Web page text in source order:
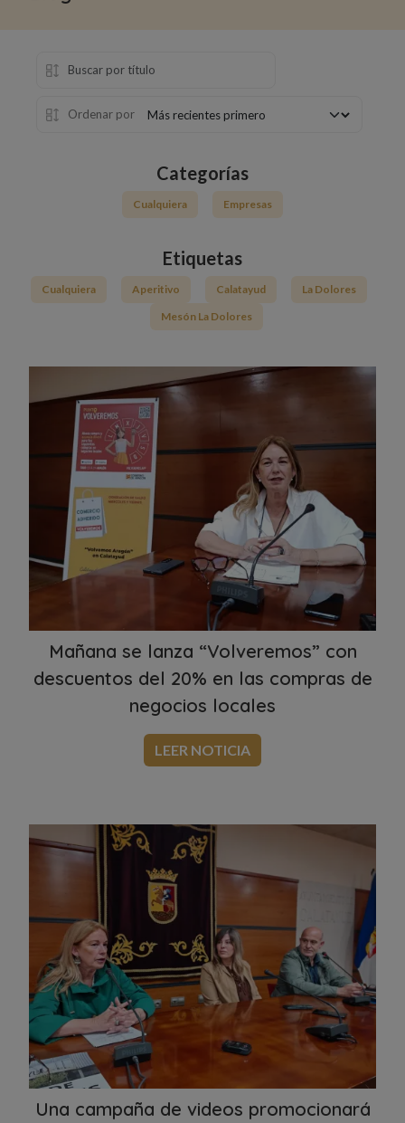
Ordenar por
Mañana se lanza “Volveremos” con
descuentos del 20% en las compras de
negocios locales
LEER NOTICIA
Una campaña de videos promocionará
Categorías
Cualquiera Empresas
Etiquetas
Cualquiera Aperitivo Calatayud
La Dolores
Mesón La Dolores